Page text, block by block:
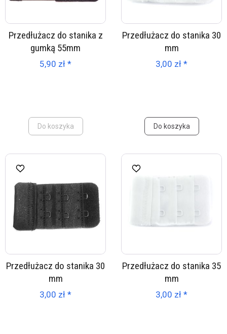
Przedłużacz do stanika z
gumką 55mm
5,90 zł *
Do koszyka
Przedłużacz do stanika 30
mm
3,00 zł *
Do koszyka
Przedłużacz do stanika 30
mm
3,00 zł *
Przedłużacz do stanika 35
mm
3,00 zł *